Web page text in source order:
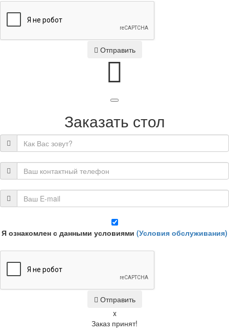
Отправить
Заказать стол
Я ознакомлен с данными условиями (Условия обслуживания)
Отправить
x
Заказ принят!